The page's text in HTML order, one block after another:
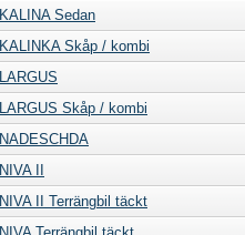
KALINA Sedan
KALINKA Skåp / kombi
LARGUS
LARGUS Skåp / kombi
NADESCHDA
NIVA II
NIVA II Terrängbil täckt